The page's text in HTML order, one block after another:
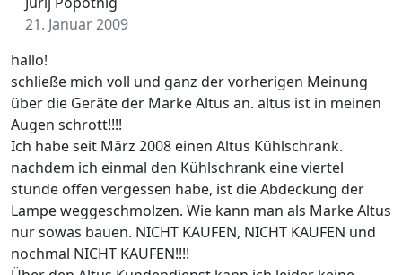
21. Januar 2009
hallo!
schließe mich voll und ganz der vorherigen Meinung
über die Geräte der Marke Altus an. altus ist in meinen
Augen schrott!!!!
Ich habe seit März 2008 einen Altus Kühlschrank.
nachdem ich einmal den Kühlschrank eine viertel
stunde offen vergessen habe, ist die Abdeckung der
Lampe weggeschmolzen. Wie kann man als Marke Altus
nur sowas bauen. NICHT KAUFEN, NICHT KAUFEN und
nochmal NICHT KAUFEN!!!!